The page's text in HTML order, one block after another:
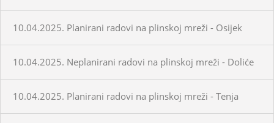
10.04.2025. Planirani radovi na plinskoj mreži - Osijek
10.04.2025. Neplanirani radovi na plinskoj mreži - Doliće
10.04.2025. Planirani radovi na plinskoj mreži - Tenja